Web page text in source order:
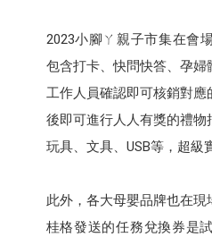
2023小腳ㄚ親子市集在會
包含打卡、快問快答、孕
工作人員確認即可核銷對
後即可進行人人有獎的禮物
玩具、文具、USB等，超級
此外，各大母嬰品牌也在
桂格發送的任務兌換券是